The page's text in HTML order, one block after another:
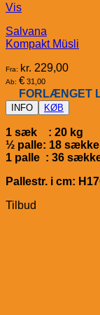
Vis
Salvana
Kompakt Müsli
Fra: kr. 229,00
Ab: € 31,00
FORLÆNGET
INFO KØB
1 sæk : 20 kg
½ palle: 18 sække
1 palle : 36
Pallestr. i cm:
Tilbud